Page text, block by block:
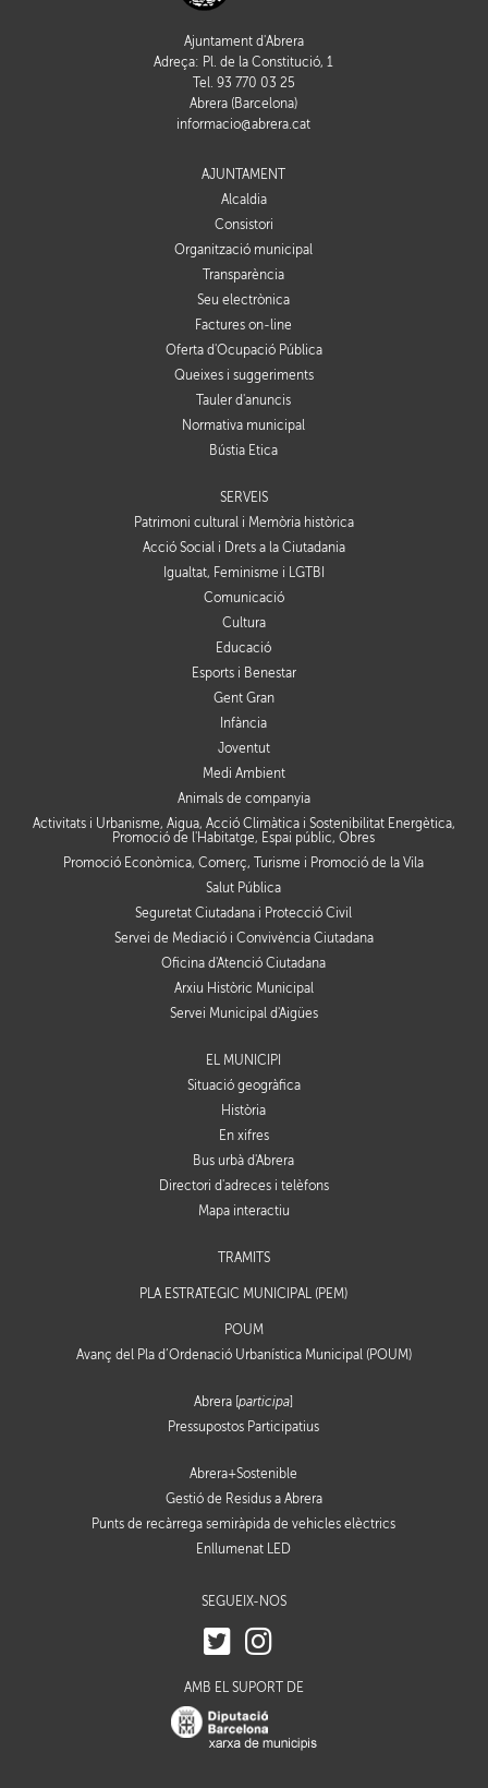
Ajuntament d'Abrera
Adreça: Pl. de la Constitució, 1
Tel. 93 770 03 25
Abrera (Barcelona)
informacio@abrera.cat
AJUNTAMENT
Alcaldia
Consistori
Organització municipal
Transparència
Seu electrònica
Factures on-line
Oferta d'Ocupació Pública
Queixes i suggeriments
Tauler d'anuncis
Normativa municipal
Bústia Ètica
SERVEIS
Patrimoni cultural i Memòria històrica
Acció Social i Drets a la Ciutadania
Igualtat, Feminisme i LGTBI
Comunicació
Cultura
Educació
Esports i Benestar
Gent Gran
Infància
Joventut
Medi Ambient
Animals de companyia
Activitats i Urbanisme, Aigua, Acció Climàtica i Sostenibilitat Energètica,
Promoció de l'Habitatge, Espai públic, Obres
Promoció Econòmica, Comerç, Turisme i Promoció de la Vila
Salut Pública
Seguretat Ciutadana i Protecció Civil
Servei de Mediació i Convivència Ciutadana
Oficina d'Atenció Ciutadana
Arxiu Històric Municipal
Servei Municipal d'Aigües
EL MUNICIPI
Situació geogràfica
Història
En xifres
Bus urbà d'Abrera
Directori d'adreces i telèfons
Mapa interactiu
TRÀMITS
PLA ESTRATÈGIC MUNICIPAL (PEM)
POUM
Avanç del Pla d’Ordenació Urbanística Municipal (POUM)
Abrera [participa]
Pressupostos Participatius
Abrera+Sostenible
Gestió de Residus a Abrera
Punts de recàrrega semiràpida de vehicles elèctrics
Enllumenat LED
SEGUEIX-NOS
AMB EL SUPORT DE